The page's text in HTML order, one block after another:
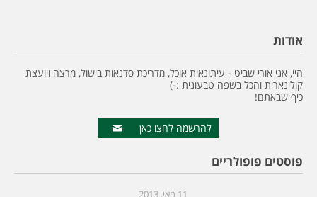
אודות
היי, אני אורי שביט - עיתונאית אוכל, מדריכת סדנאות בישול, מרצה ויועצת
קולינארית והכל בשפה טבעונית :-)
כיף שבאתם!
להרשמה לחצו כאן
פוסטים פופולריים
11 מאי, 2013